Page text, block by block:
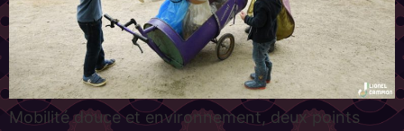
Mobilité douce et environnement, deux points